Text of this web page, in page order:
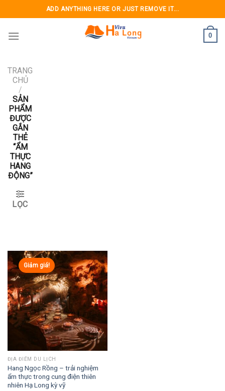
to
content
ADD ANYTHING HERE OR JUST REMOVE IT...
0
TRANG
CHỦ
/
SẢN
PHẨM
ĐƯỢC
GẮN
THẺ
“ẨM
THỰC
HANG
ĐỘNG”
LỌC
Giảm giá!
ĐỊA ĐIỂM DU LỊCH
Hang Ngọc Rồng – trải nghiệm
ẩm thực trong cung điện thiên
nhiên Hạ Long kỳ vỹ